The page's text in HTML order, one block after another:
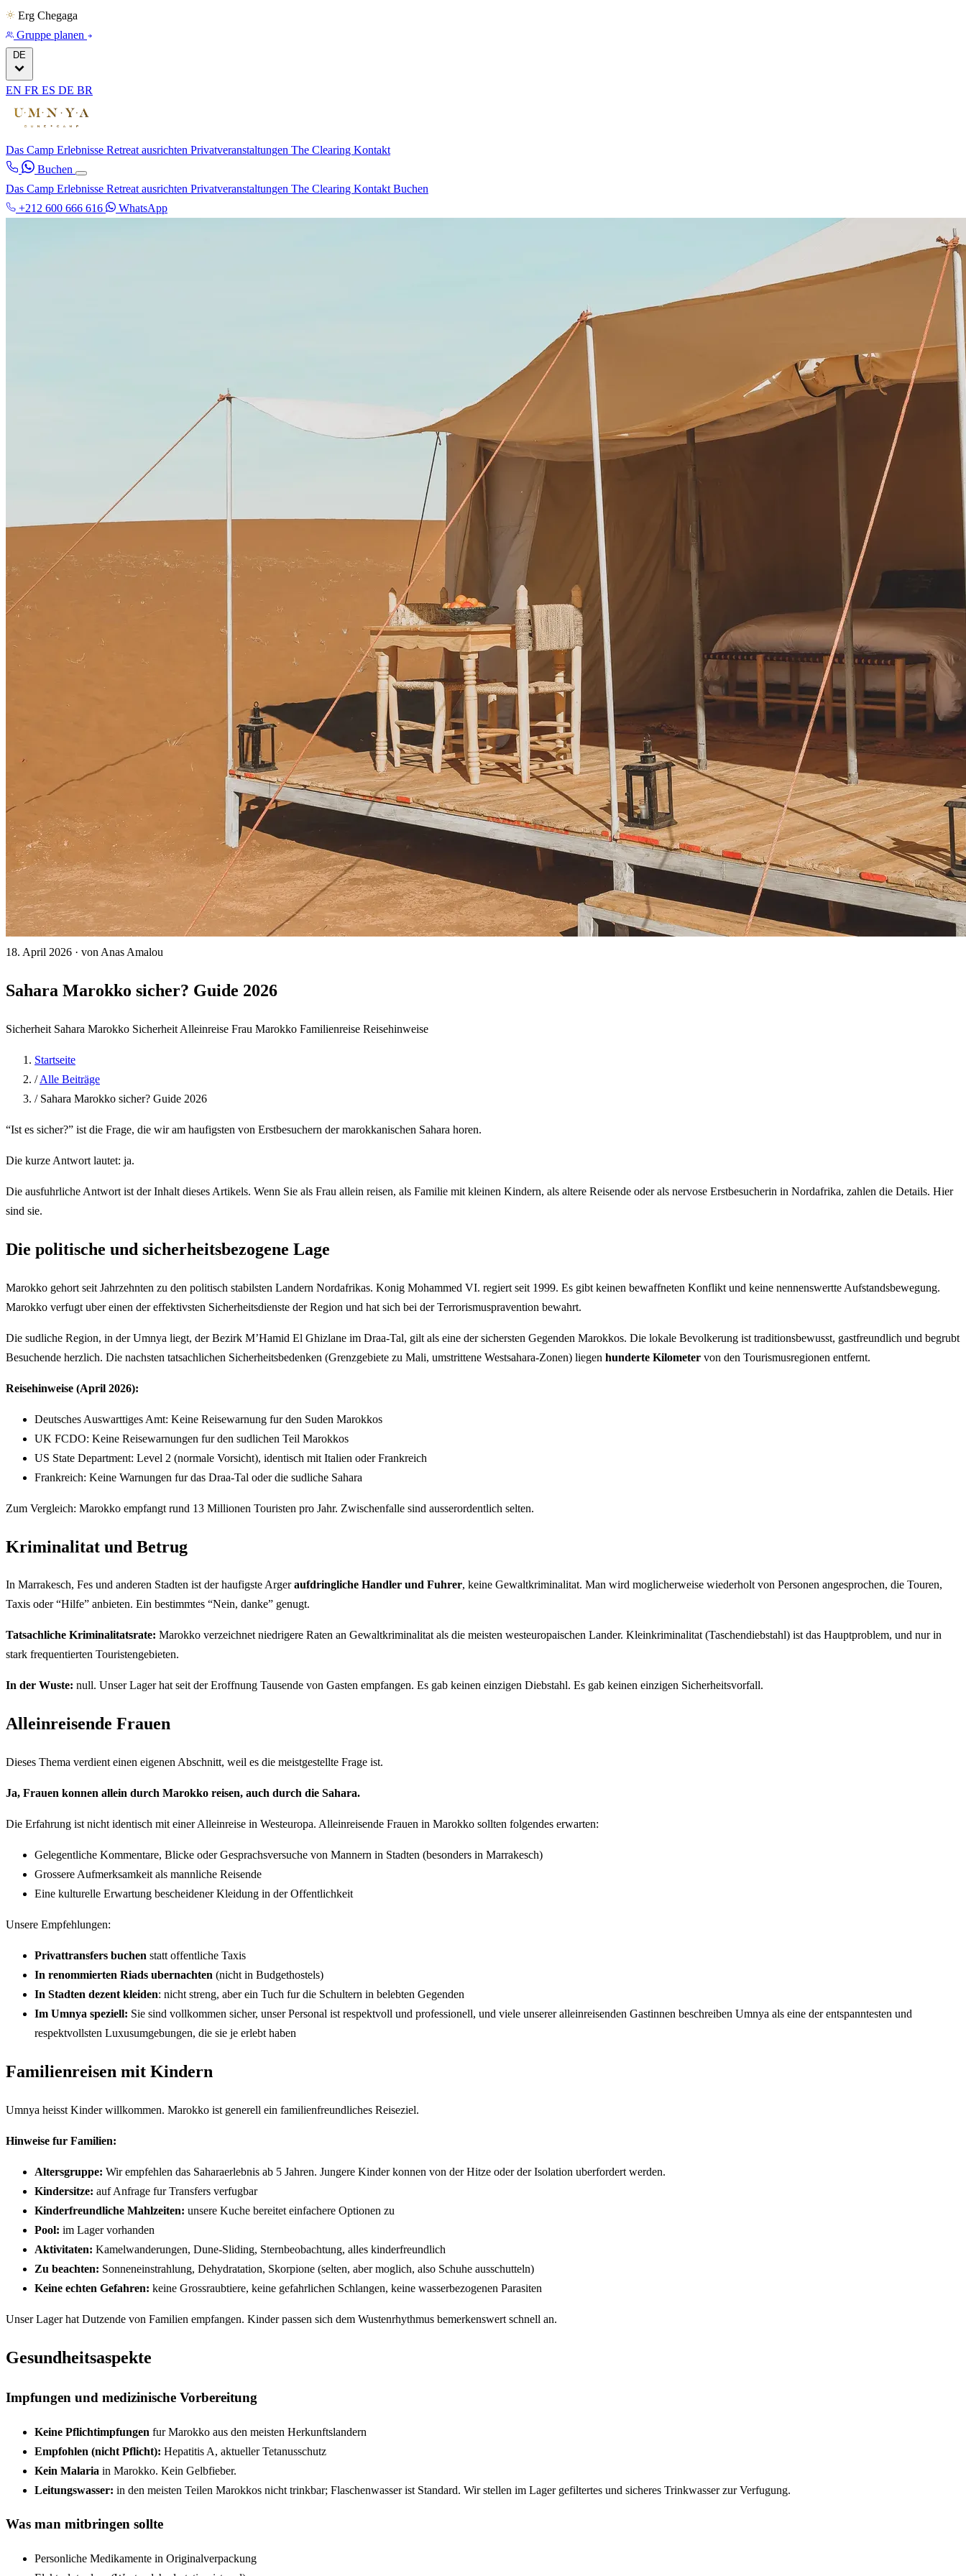
Erg Chegaga
Gruppe planen
DE
EN FR ES DE BR
Das Camp Erlebnisse Retreat ausrichten Privatveranstaltungen The Clearing Kontakt
Buchen
Das Camp Erlebnisse Retreat ausrichten Privatveranstaltungen The Clearing Kontakt Buchen
+212 600 666 616
WhatsApp
18. April 2026 · von Anas Amalou
Sahara Marokko sicher? Guide 2026
Sicherheit Sahara Marokko Sicherheit Alleinreise Frau Marokko Familienreise Reisehinweise
Startseite
/ Alle Beiträge
/ Sahara Marokko sicher? Guide 2026
“Ist es sicher?” ist die Frage, die wir am haufigsten von Erstbesuchern der marokkanischen Sahara horen.
Die kurze Antwort lautet: ja.
Die ausfuhrliche Antwort ist der Inhalt dieses Artikels. Wenn Sie als Frau allein reisen, als Familie mit kleinen Kindern, als altere Reisende oder als nervose Erstbesucherin in Nordafrika, zahlen die Details. Hier
sind sie.
Die politische und sicherheitsbezogene Lage
Marokko gehort seit Jahrzehnten zu den politisch stabilsten Landern Nordafrikas. Konig Mohammed VI. regiert seit 1999. Es gibt keinen bewaffneten Konflikt und keine nennenswertte Aufstandsbewegung.
Marokko verfugt uber einen der effektivsten Sicherheitsdienste der Region und hat sich bei der Terrorismuspravention bewahrt.
Die sudliche Region, in der Umnya liegt, der Bezirk M’Hamid El Ghizlane im Draa-Tal, gilt als eine der sichersten Gegenden Marokkos. Die lokale Bevolkerung ist traditionsbewusst, gastfreundlich und begrubt
Besuchende herzlich. Die nachsten tatsachlichen Sicherheitsbedenken (Grenzgebiete zu Mali, umstrittene Westsahara-Zonen) liegen hunderte Kilometer von den Tourismusregionen entfernt.
Reisehinweise (April 2026):
Deutsches Auswarttiges Amt: Keine Reisewarnung fur den Suden Marokkos
UK FCDO: Keine Reisewarnungen fur den sudlichen Teil Marokkos
US State Department: Level 2 (normale Vorsicht), identisch mit Italien oder Frankreich
Frankreich: Keine Warnungen fur das Draa-Tal oder die sudliche Sahara
Zum Vergleich: Marokko empfangt rund 13 Millionen Touristen pro Jahr. Zwischenfalle sind ausserordentlich selten.
Kriminalitat und Betrug
In Marrakesch, Fes und anderen Stadten ist der haufigste Argeraufdringliche Handler und Fuhrer, keine Gewaltkriminalitat. Man wird moglicherweise wiederholt von Personen angesprochen, die Touren,
Taxis oder “Hilfe” anbieten. Ein bestimmtes “Nein, danke” genugt.
Tatsachliche Kriminalitatsrate: Marokko verzeichnet niedrigere Raten an Gewaltkriminalitat als die meisten westeuropaischen Lander. Kleinkriminalitat (Taschendiebstahl) ist das Hauptproblem, und nur in
stark frequentierten Touristengebieten.
In der Wuste: null. Unser Lager hat seit der Eroffnung Tausende von Gasten empfangen. Es gab keinen einzigen Diebstahl. Es gab keinen einzigen Sicherheitsvorfall.
Alleinreisende Frauen
Dieses Thema verdient einen eigenen Abschnitt, weil es die meistgestellte Frage ist.
Ja, Frauen konnen allein durch Marokko reisen, auch durch die Sahara.
Die Erfahrung ist nicht identisch mit einer Alleinreise in Westeuropa. Alleinreisende Frauen in Marokko sollten folgendes erwarten:
Gelegentliche Kommentare, Blicke oder Gesprachsversuche von Mannern in Stadten (besonders in Marrakesch)
Grossere Aufmerksamkeit als mannliche Reisende
Eine kulturelle Erwartung bescheidener Kleidung in der Offentlichkeit
Unsere Empfehlungen:
Privattransfers buchen statt offentliche Taxis
In renommierten Riads ubernachten (nicht in Budgethostels)
In Stadten dezent kleiden: nicht streng, aber ein Tuch fur die Schultern in belebten Gegenden
Im Umnya speziell: Sie sind vollkommen sicher, unser Personal ist respektvoll und professionell, und viele unserer alleinreisenden Gastinnen beschreiben Umnya als eine der entspanntesten und
respektvollsten Luxusumgebungen, die sie je erlebt haben
Familienreisen mit Kindern
Umnya heisst Kinder willkommen. Marokko ist generell ein familienfreundliches Reiseziel.
Hinweise fur Familien:
Altersgruppe: Wir empfehlen das Saharaerlebnis ab 5 Jahren. Jungere Kinder konnen von der Hitze oder der Isolation uberfordert werden.
Kindersitze: auf Anfrage fur Transfers verfugbar
Kinderfreundliche Mahlzeiten: unsere Kuche bereitet einfachere Optionen zu
Pool: im Lager vorhanden
Aktivitaten: Kamelwanderungen, Dune-Sliding, Sternbeobachtung, alles kinderfreundlich
Zu beachten: Sonneneinstrahlung, Dehydratation, Skorpione (selten, aber moglich, also Schuhe ausschutteln)
Keine echten Gefahren: keine Grossraubtiere, keine gefahrlichen Schlangen, keine wasserbezogenen Parasiten
Unser Lager hat Dutzende von Familien empfangen. Kinder passen sich dem Wustenrhythmus bemerkenswert schnell an.
Gesundheitsaspekte
Impfungen und medizinische Vorbereitung
Keine Pflichtimpfungen fur Marokko aus den meisten Herkunftslandern
Empfohlen (nicht Pflicht): Hepatitis A, aktueller Tetanusschutz
Kein Malaria in Marokko. Kein Gelbfieber.
Leitungswasser: in den meisten Teilen Marokkos nicht trinkbar; Flaschenwasser ist Standard. Wir stellen im Lager gefiltertes und sicheres Trinkwasser zur Verfugung.
Was man mitbringen sollte
Personliche Medikamente in Originalverpackung